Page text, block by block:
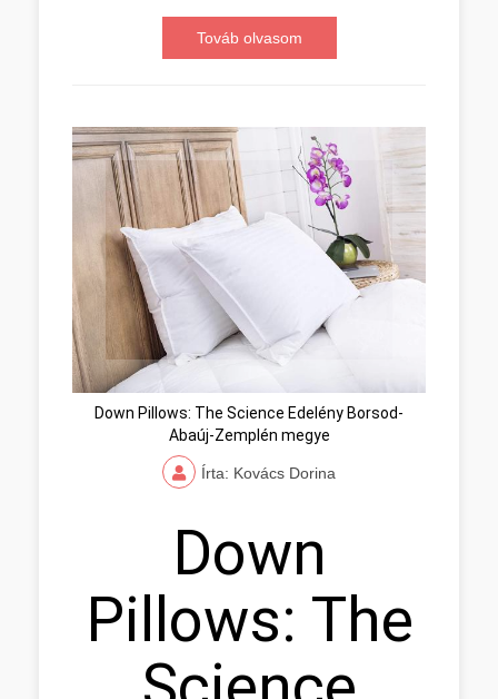
Továb olvasom
Down Pillows: The Science Edelény Borsod-
Abaúj-Zemplén megye
Írta: Kovács Dorina
Down
Pillows: The